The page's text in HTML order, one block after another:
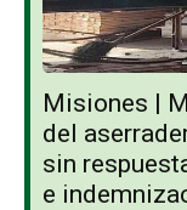
Misiones |
del
sin
e